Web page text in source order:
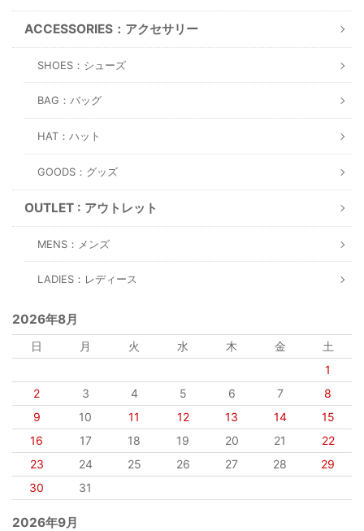
ACCESSORIES：アクセサリー
SHOES：シューズ
BAG：バッグ
HAT：ハット
GOODS：グッズ
OUTLET : アウトレット
MENS：メンズ
LADIES：レディース
2026年8月
日 月 火 水 木 金
土
1
2
3 4 5 6 7
8
9
10 11 12 13 14
15
16
17 18 19 20 21
22
23
24 25 26 27 28
29
30
31
2026年9月